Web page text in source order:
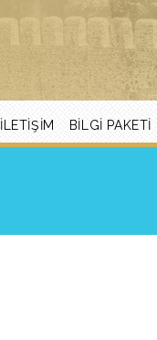
İLETIŞIM BİLGİ PAKETİ